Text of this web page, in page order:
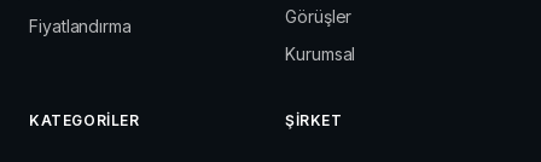
Fiyatlandırma
Görüşler
Kurumsal
KATEGORILER ŞIRKET